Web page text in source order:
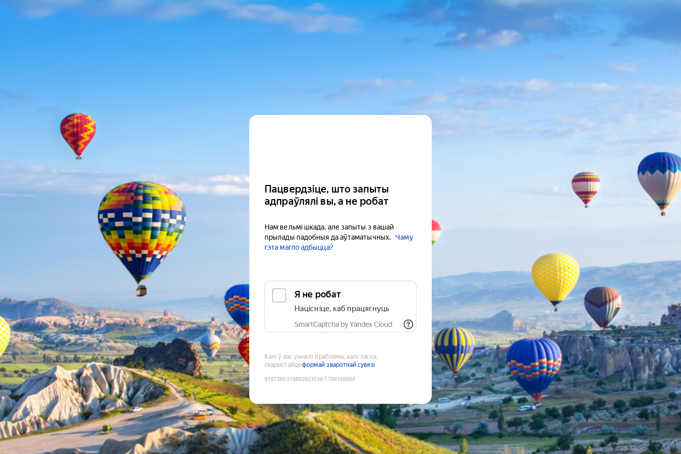
Пацвердзіце, што запыты
адпраўлялі вы, а не робат
Нам вельмі шкада, але запыты з вашай
прылады падобныя да аўтаматычных.
Чаму
гэта магло адбыцца?
Я не робат
Націсніце, каб працягнуць
SmartCaptcha by Yandex Cloud
Калі ў вас узніклі праблемы, калі ласка,
скарыстайцеформай зваротнай сувязі
9187300319892923534:1786168884